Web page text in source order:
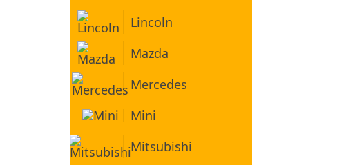
Lincoln
Mazda
Mercedes
Mini
Mitsubishi